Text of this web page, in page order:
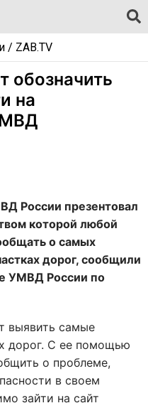
/ ZAB.TV
обозначить
на
МВД
России презентовал
которой любой
о самых
дорог, сообщили
УМВД России по
выявить самые
дорог. С ее помощью
о проблеме,
в своем
зайти на сайт